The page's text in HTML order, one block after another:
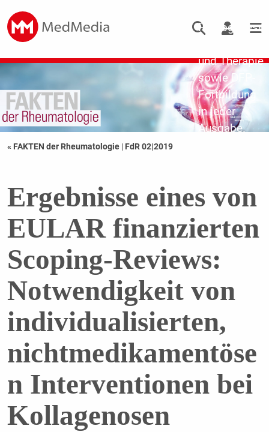
Pathogenese,
und Therapie
sowie DFP-
Fortbildung
in jeder
Ausgabe.
« FAKTEN der Rheumatologie | FdR 02|2019
Ergebnisse eines von
EULAR finanzierten
Scoping-Reviews:
Notwendigkeit von
individualisierten,
nichtmedikamentöse
n Interventionen bei
Kollagenosen